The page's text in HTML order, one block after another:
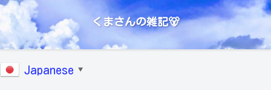
くまさんの雑記🐻
Japanese ▼